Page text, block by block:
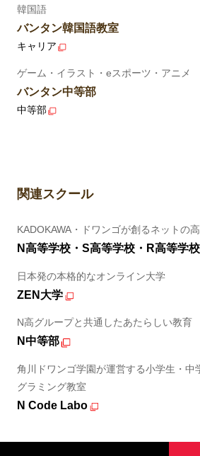
韓国語
バンタン韓国語教室
キャリア
ゲーム・イラスト・eスポーツ・アニメ
バンタン中等部
中等部
関連スクール
KADOKAWA・ドワンゴが創るネットの
N高等学校・S高等学校・R高等学校
日本発の本格的なオンライン大学
ZEN大学
N高グループと共通したあたらしい教育
N中等部
角川ドワンゴ学園が運営する小学生・中
グラミング教室
N Code Labo